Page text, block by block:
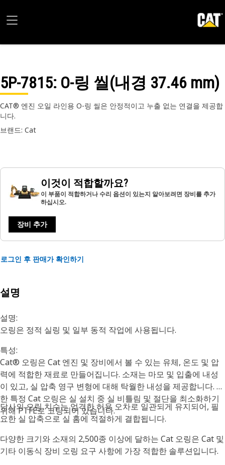
5P-7815: O-링 씰(내경 37.46 mm)
CAT® 엔진 오일 라인용 O-링 씰은 안정적이고 누출 없는 연결을 제공합
니다.
브랜드: Cat
이것이 적합할까요?
이 부품이 적합하거나 수리 옵션이 있는지 알아보려면 장비를 추가
하십시오.
장비 추가
로그인 후 판매가 확인하기
설명
설명:
오링은 정적 실링 및 일부 동적 작업에 사용됩니다.
특성:
Cat® 오링은 Cat 엔진 및 장비에서 볼 수 있는 유체, 온도 및 압
력에 적합한 재료로 만들어집니다. 소재는 마모 및 입출에 내성
이 있고, 실 압축 영구 변형에 대해 탁월한 내성을 제공합니다. 또
한 특정 Cat 오링은 실 설치 중 실 비틀림 및 절단을 최소화하기
위해 PTFE로 코팅되어 있습니다.
당사의 오링 치수는 엄격한 허용 오차로 일관되게 유지되어, 필
요한 실 압축으로 실 홈에 적절하게 결합됩니다.
다양한 크기와 소재의 2,500종 이상에 달하는 Cat 오링은 Cat 및
기타 이동식 장비 오링 요구 사항에 가장 적합한 솔루션입니다.